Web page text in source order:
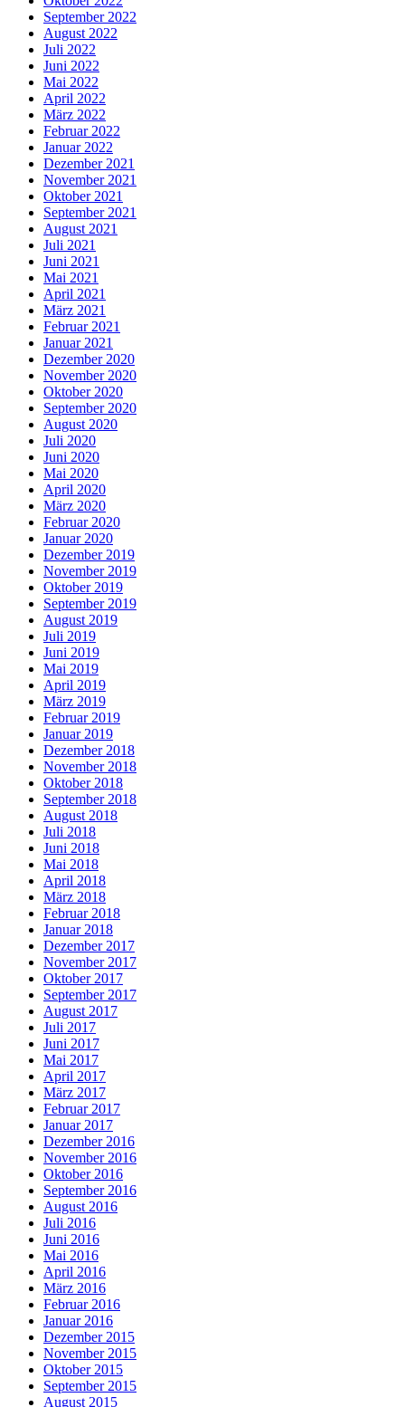
September 2022
August 2022
Juli 2022
Juni 2022
Mai 2022
April 2022
März 2022
Februar 2022
Januar 2022
Dezember 2021
November 2021
Oktober 2021
September 2021
August 2021
Juli 2021
Juni 2021
Mai 2021
April 2021
März 2021
Februar 2021
Januar 2021
Dezember 2020
November 2020
Oktober 2020
September 2020
August 2020
Juli 2020
Juni 2020
Mai 2020
April 2020
März 2020
Februar 2020
Januar 2020
Dezember 2019
November 2019
Oktober 2019
September 2019
August 2019
Juli 2019
Juni 2019
Mai 2019
April 2019
März 2019
Februar 2019
Januar 2019
Dezember 2018
November 2018
Oktober 2018
September 2018
August 2018
Juli 2018
Juni 2018
Mai 2018
April 2018
März 2018
Februar 2018
Januar 2018
Dezember 2017
November 2017
Oktober 2017
September 2017
August 2017
Juli 2017
Juni 2017
Mai 2017
April 2017
März 2017
Februar 2017
Januar 2017
Dezember 2016
November 2016
Oktober 2016
September 2016
August 2016
Juli 2016
Juni 2016
Mai 2016
April 2016
März 2016
Februar 2016
Januar 2016
Dezember 2015
November 2015
Oktober 2015
September 2015
August 2015